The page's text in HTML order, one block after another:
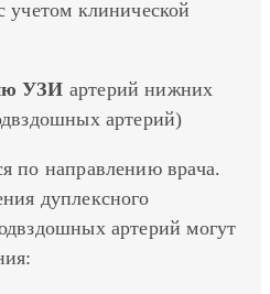
учетом клинической
УЗИ артерий нижних
артерий)
по направлению врача.
дуплексного
артерий могут